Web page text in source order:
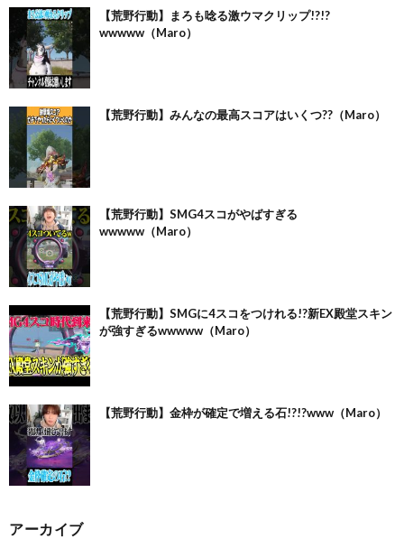
【荒野行動】まろも唸る激ウマクリップ!?!?
wwwww（Maro）
【荒野行動】みんなの最高スコアはいくつ??（Maro）
【荒野行動】SMG4スコがやばすぎる
wwwww（Maro）
【荒野行動】SMGに4スコをつけれる!?新EX殿堂スキン
が強すぎるwwwww（Maro）
【荒野行動】金枠が確定で増える石!?!?www（Maro）
アーカイブ